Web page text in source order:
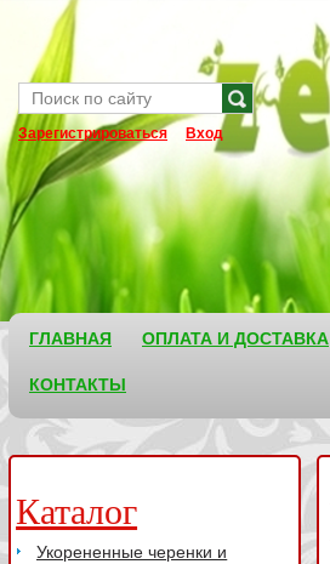
Зарегистрироваться Вход
ГЛАВНАЯ ОПЛАТА И ДОСТАВКА
КОНТАКТЫ
Каталог
Укорененные черенки и